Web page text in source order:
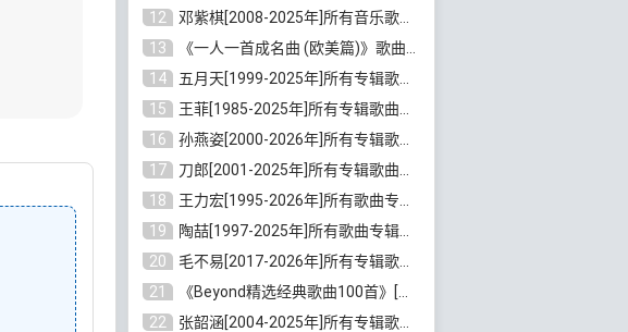
12
邓紫棋[2008-2025年]所有音乐歌曲合集[无损FLAC/MP3/8.99GB]百度云网盘下载
13
《一人一首成名曲 (欧美篇)》歌曲合集打包[无损WAV/MP3/6.13GB]百度云网盘下载
14
五月天[1999-2025年]所有专辑歌曲合集打包[无损FLAC/MP3/23.84GB]百度云网盘下载
15
王菲[1985-2025年]所有专辑歌曲合集[无损FLAC/WAV/APE分轨+MP3/23.06GB]百度云网盘下载
16
孙燕姿[2000-2026年]所有专辑歌曲合集[无损FLAC/MP3/9.73GB]百度云网盘下载
17
刀郎[2001-2025年]所有专辑歌曲合集打包[无损FLAC/MP3/8.91GB]百度云网盘下载
18
王力宏[1995-2026年]所有歌曲专辑合集[无损FLAC/MP3/14.41GB]百度云网盘下载
19
陶喆[1997-2025年]所有歌曲专辑合集[无损FLAC/MP3/7.75GB]百度云网盘下载
20
毛不易[2017-2026年]所有专辑歌曲合集[无损FLAC/MP3/5.72GB]百度云网盘下载
21
《Beyond精选经典歌曲100首》[无损FLAC/MP3/3.85GB]百度云网盘下载
22
张韶涵[2004-2025年]所有专辑歌曲合集 [无损MP3/FLAC/7.5GB]百度云网盘下载